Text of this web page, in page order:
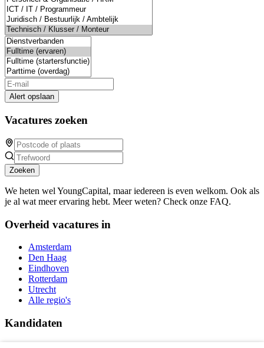
Alert opslaan
Vacatures zoeken
Zoeken
We heten wel YoungCapital, maar iedereen is even welkom. Ook als
je al wat meer ervaring hebt. Meer weten? Check onze FAQ.
Overheid vacatures in
Amsterdam
Den Haag
Eindhoven
Rotterdam
Utrecht
Alle regio's
Kandidaten